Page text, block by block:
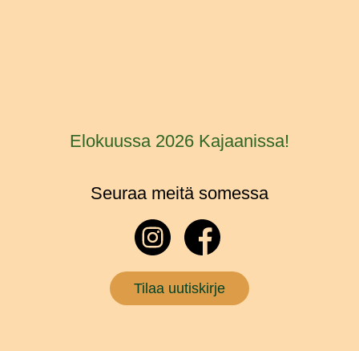
Elokuussa 2026 Kajaanissa!
Seuraa meitä somessa
Tilaa uutiskirje